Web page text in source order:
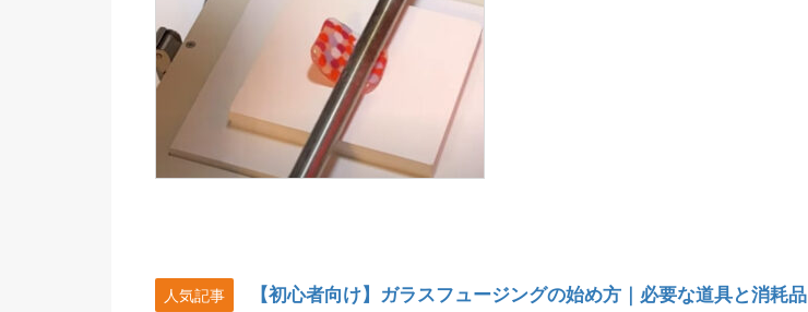
人気記事 【初心者向け】ガラスフュージングの始め方｜必要な道具と消耗品